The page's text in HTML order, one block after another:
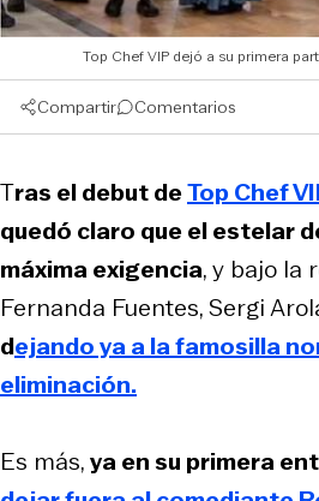
Top Chef VIP dejó a su primera
Compartir Comentarios
Tras el debut deTop Chef
quedó claro que el estelar
máxima exigencia, y bajo la
Fernanda Fuentes, Sergi
dejando ya a la famosilla
eliminación.
Es más,ya en su primera